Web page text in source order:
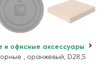
и офисные аксессуары
, оранжевый, D28,5